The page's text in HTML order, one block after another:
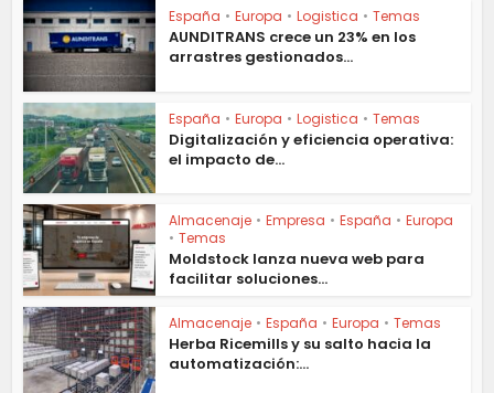
España • Europa • Logistica • Temas
AUNDITRANS crece un 23% en los
arrastres gestionados...
España • Europa • Logistica • Temas
Digitalización y eficiencia operativa:
el impacto de...
Almacenaje • Empresa • España • Europa
• Temas
Moldstock lanza nueva web para
facilitar soluciones...
Almacenaje • España • Europa • Temas
Herba Ricemills y su salto hacia la
automatización:...